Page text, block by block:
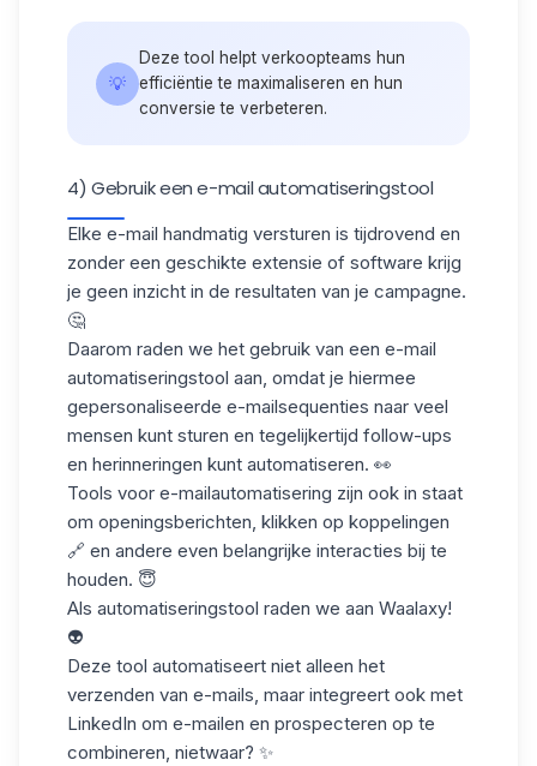
💡
Deze tool helpt verkoopteams hun
efficiëntie te maximaliseren en hun
conversie te verbeteren.
4) Gebruik een e-mail automatiseringstool
Elke e-mail handmatig versturen is tijdrovend en
zonder een geschikte extensie of software krijg
je geen inzicht in de resultaten van je campagne.
🤔
Daarom raden we het gebruik van een e-mail
automatiseringstool aan, omdat je hiermee
gepersonaliseerde e-mailsequenties naar veel
mensen kunt sturen en tegelijkertijd follow-ups
en herinneringen kunt automatiseren. 👀
Tools voor e-mailautomatisering zijn ook in staat
om openingsberichten, klikken op koppelingen
🔗 en andere even belangrijke interacties bij te
houden. 😇
Als automatiseringstool raden we aan Waalaxy!
👽
Deze tool automatiseert niet alleen het
verzenden van e-mails, maar integreert ook met
LinkedIn om e-mailen en prospecteren op te
combineren, nietwaar? ✨